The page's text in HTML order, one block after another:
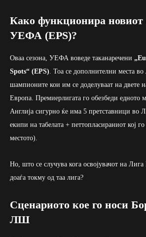
Како функционира новиот
УЕФА (EPS)?
Оваа сезона, УЕФА воведе таканаречени
Spots“ (EPS) . Тоа се дополнителни места
шампионите кои им се доделуваат на двете
Европа. Премиерлигата го обезбеди едното
Англија сигурно ќе има 5 претставници во
екипи на табелата + петтопласираниот кој
местото).
Но, што се случува кога освојувачот на
доаѓа токму од таа лига?
Сценариото кое го носи
ЛШ